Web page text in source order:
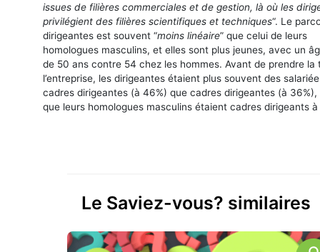
issues de filières commerciales et de gestion, là où les
privilégient des filières scientifiques et techniques“. Le
dirigeantes est souvent “moins linéaire” que celui de leurs
homologues masculins, et elles sont plus jeunes, avec un
de 50 ans contre 54 chez les hommes. Avant de prendre la
l’entreprise, les dirigeantes étaient plus souvent des
cadres dirigeantes (à 46%) que cadres dirigeantes (à 36%),
que leurs homologues masculins étaient cadres dirigeants à
Le Saviez-vous? similaires